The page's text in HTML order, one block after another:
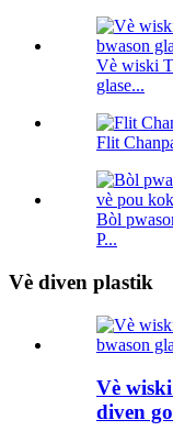
Vè wiski
glase...
Flit
Bòl
P...
Vè diven plastik
Vè
diven